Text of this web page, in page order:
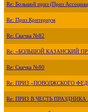
Re: Большой приз (Приз
Re: Приз Критериум
Re: Скачка №82
Re: «БОЛЬШОЙ КАЗАНСКИЙ
Re: Скачка №80
Re: ПРИЗ «ПОВОЛЖСКОГО
Re: ПРИЗ В ЧЕСТЬ